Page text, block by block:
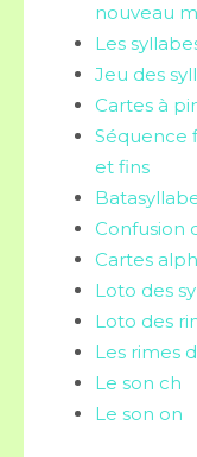
nouveau
Les
Jeu des
Cartes à
Séquence
et fins
Confusion
Cartes
Loto des
Loto des
Les rimes
Le son ch
Le son on